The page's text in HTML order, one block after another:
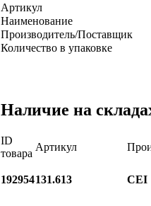
Артикул
Наименование
Производитель/Поставщик
Количество в упаковке
Наличие на
ID
товара
Артикул
192954131.613 CEI